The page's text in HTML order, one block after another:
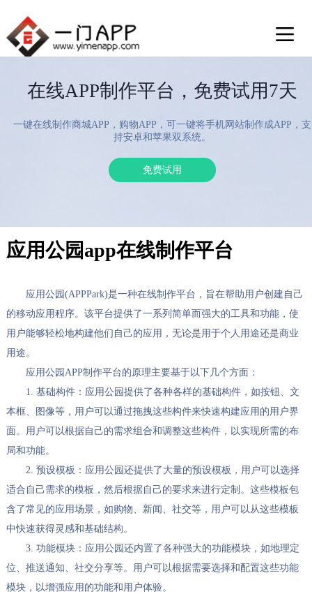
在线APP制作平台，免费试用7天
一键在线制作商城APP，购物APP，可一键将手机网站制作成APP，支
持安卓和苹果双系统。
免费试用
应用公园app在线制作平台
应用公园(APPPark)是一种在线制作平台，旨在帮助用户创建自己
的移动应用程序。该平台提供了一系列简单而强大的工具和功能，使
用户能够轻松地构建他们自己的应用，无论是用于个人用途还是商业
用途。
应用公园APP制作平台的原理主要基于以下几个方面：
1. 基础构件：应用公园提供了各种各样的基础构件，如按钮、文
本框、图像等，用户可以通过拖拽这些构件来快速构建应用的用户界
面。用户可以根据自己的需求组合和调整这些构件，以实现所需的布
局和功能。
2. 预设模板：应用公园还提供了大量的预设模板，用户可以选择
适合自己需求的模板，然后根据自己的要求来进行定制。这些模板包
含了常见的应用场景，如购物、新闻、社交等，用户可以从这些模板
中快速获得灵感和基础结构。
3. 功能模块：应用公园还内置了各种强大的功能模块，如地理定
位、推送通知、社交分享等。用户可以根据需要选择和配置这些功能
模块，以增强应用的功能和用户体验。